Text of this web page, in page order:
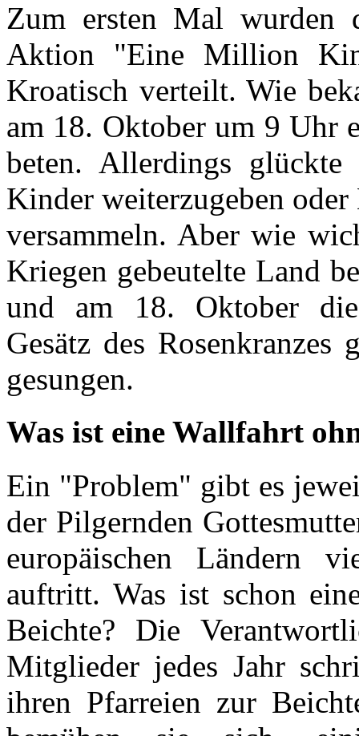
Zum ersten Mal wurden
Aktion "Eine Million
Kroatisch verteilt. Wie
am 18. Oktober um 9 Uhr
beten. Allerdings
Kinder weiterzugeben
versammeln. Aber wie
Kriegen gebeutelte Land
und am 18. Oktober die
Gesätz des
gesungen.
Was ist eine Wallfahrt
Ein "Problem" gibt es
der Pilgernden
europäischen Ländern
auftritt. Was ist schon
Beichte? Die
Mitglieder jedes Jahr
ihren Pfarreien zur